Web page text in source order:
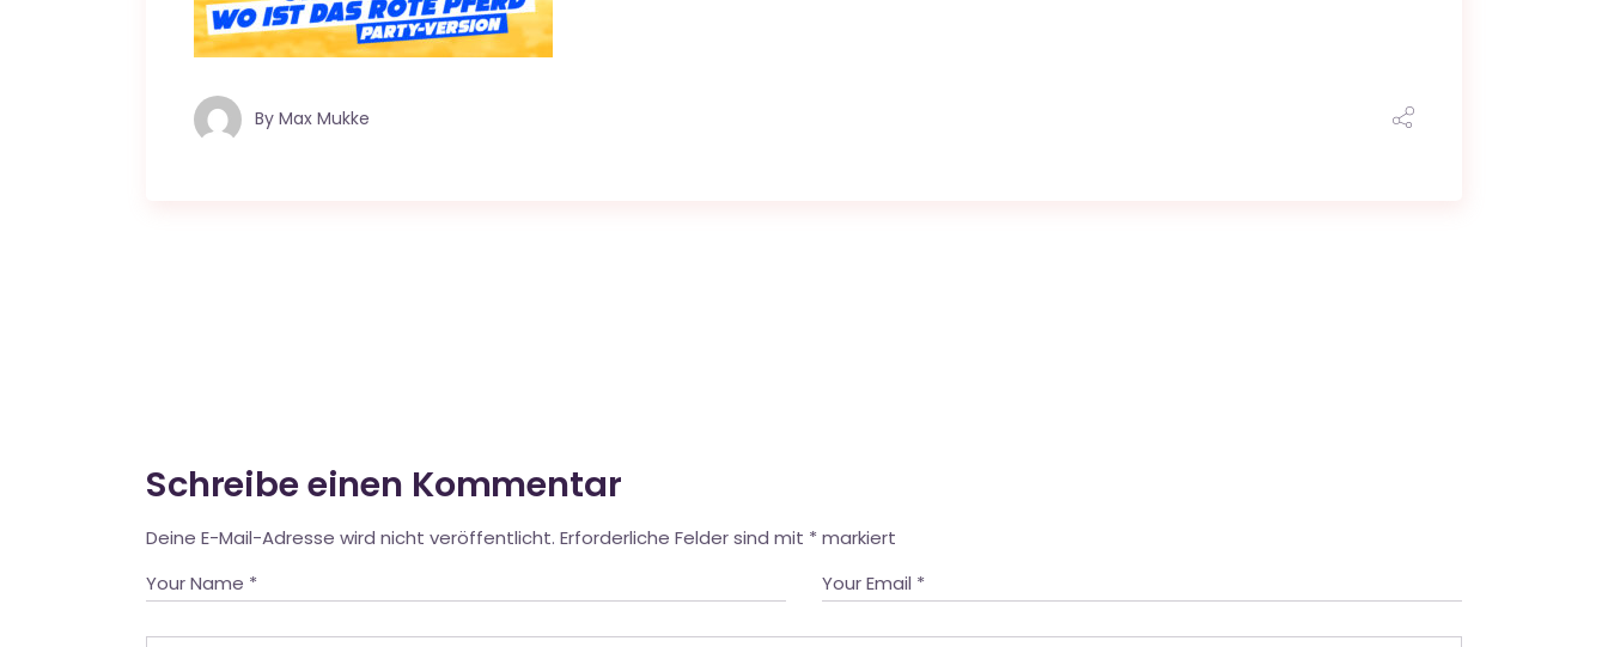
By Max Mukke
Schreibe einen Kommentar
Deine E-Mail-Adresse wird nicht veröffentlicht. Erforderliche Felder sind mit * markiert